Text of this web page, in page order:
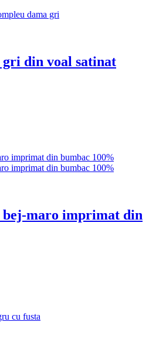
gri din voal satinat
bej-maro imprimat din